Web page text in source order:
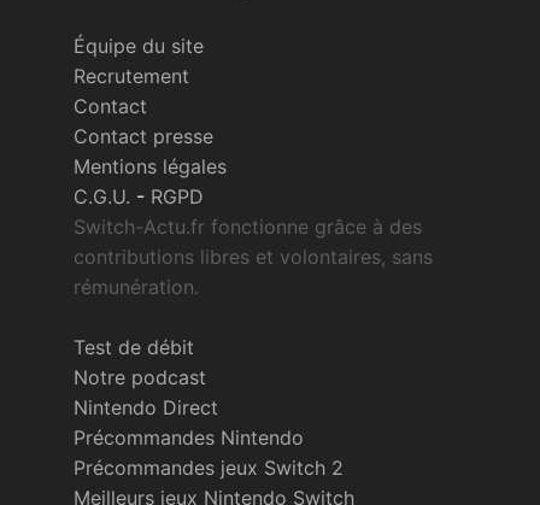
Équipe du site
Recrutement
Contact
Contact presse
Mentions légales
C.G.U. - RGPD
Switch-Actu.fr fonctionne grâce à des
contributions libres et volontaires, sans
rémunération.
Test de débit
Notre podcast
Nintendo Direct
Précommandes Nintendo
Précommandes jeux Switch 2
Meilleurs jeux Nintendo Switch